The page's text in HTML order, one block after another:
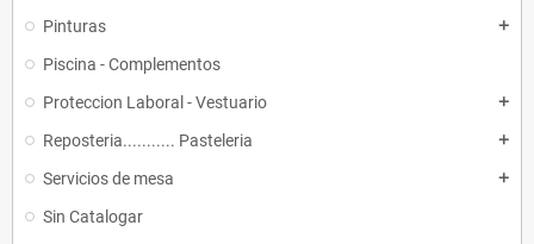
Pinturas add
Piscina - Complementos
Proteccion Laboral - Vestuario
add
Reposteria........... Pasteleria add
Servicios de mesa add
Sin Catalogar